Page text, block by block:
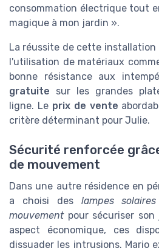
consommation électrique tout
magique à mon jardin ».
La réussite de cette installation
l'utilisation de matériaux
bonne résistance aux
gratuite sur les grandes
ligne. Le prix de vente
critère déterminant pour Julie.
Sécurité renforcée
de mouvement
Dans une autre résidence en
a choisi des lampes
mouvementpour sécuriser son
aspect économique, ces
dissuader les intrusions. Mario